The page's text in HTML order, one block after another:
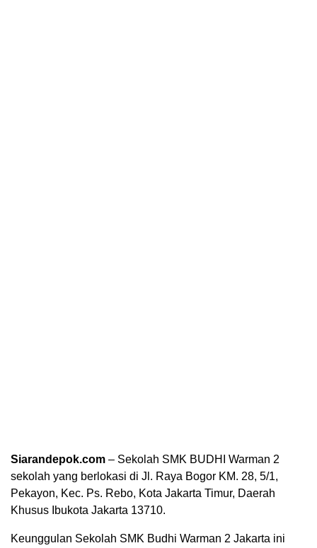
Siarandepok.com – Sekolah SMK BUDHI Warman 2
sekolah yang berlokasi di Jl. Raya Bogor KM. 28, 5/1,
Pekayon, Kec. Ps. Rebo, Kota Jakarta Timur, Daerah
Khusus Ibukota Jakarta 13710.
Keunggulan Sekolah SMK Budhi Warman 2 Jakarta ini